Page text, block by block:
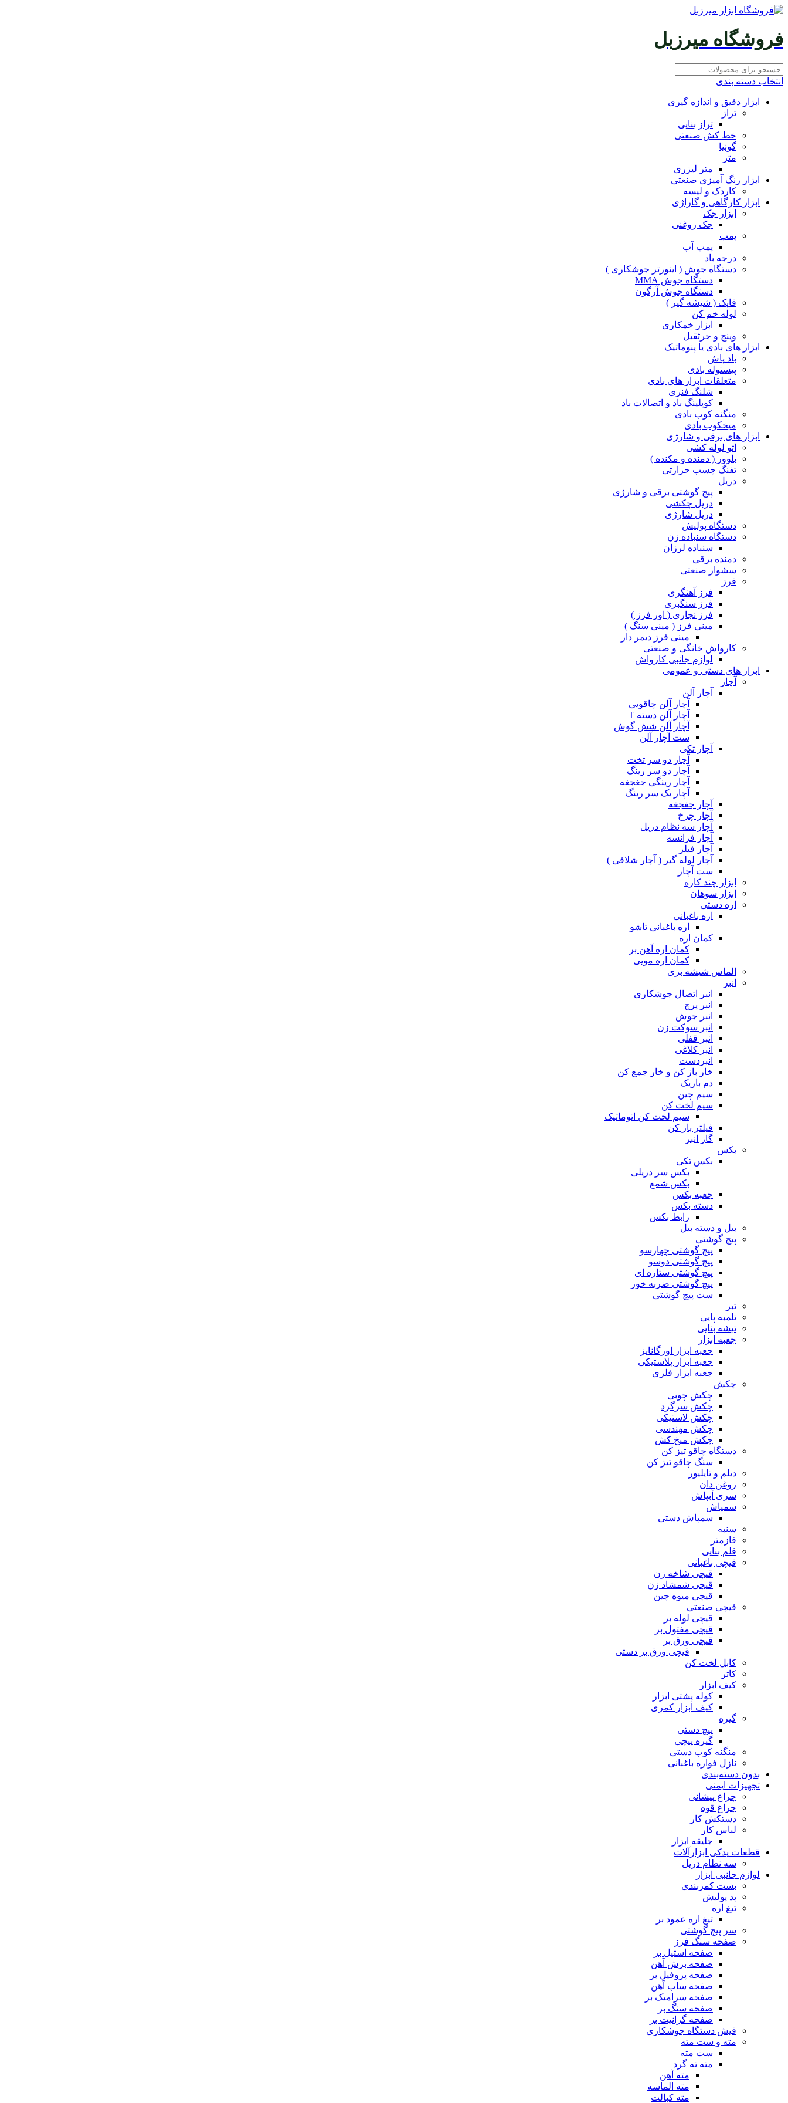
فروشگاه میرزبل
انتخاب دسته بندی
ابزار دقیق و اندازه گیری
تراز
تراز بنایی
خط کش صنعتی
گونیا
متر
متر لیزری
ابزار رنگ آمیزی صنعتی
کاردک و لیسه
ابزار کارگاهی و گاراژی
ابزار جک
جک روغنی
پمپ
پمپ آب
درجه باد
دستگاه جوش ( اینورتر جوشکاری )
دستگاه جوش MMA
دستگاه جوش آرگون
قاپک ( شیشه گیر )
لوله خم کن
ابزار خمکاری
وینچ و جرثقیل
ابزار های بادی یا پنوماتیک
باد پاش
پیستوله بادی
متعلقات ابزار های بادی
شلنگ فنری
کوپلینگ باد و اتصالات باد
منگنه کوب بادی
میخکوب بادی
ابزار های برقی و شارژی
اتو لوله کشی
بلوور ( دمنده و مکنده )
تفنگ چسب حرارتی
دریل
پیچ گوشتی برقی و شارژی
دریل چکشی
دریل شارژی
دستگاه پولیش
دستگاه سنباده زن
سنباده لرزان
دمنده برقی
سشوار صنعتی
فرز
فرز آهنگری
فرز سنگبری
فرز نجاری ( اور فرز )
مینی فرز ( مینی سنگ )
مینی فرز دیمر دار
کارواش خانگی و صنعتی
لوازم جانبی کارواش
ابزار های دستی و عمومی
آچار
آچار آلن
آچار آلن چاقویی
آچار آلن دسته T
آچار آلن شش گوش
ست آچار آلن
آچار تکی
آچار دو سر تخت
آچار دو سر رینگ
آچار رینگی جغجغه
آچار یک سر رینگ
آچار جغجغه
آچار چرخ
آچار سه نظام دریل
آچار فرانسه
آچار فیلر
آچار لوله گیر ( آچار شلاقی )
ست آچار
ابزار چند کاره
ابزار سوهان
اره دستی
اره باغبانی
اره باغبانی تاشو
کمان اره
کمان اره آهن بر
کمان اره مویی
الماس شیشه بری
انبر
انبر اتصال جوشکاری
انبر پرچ
انبر جوش
انبر سوکت زن
انبر قفلی
انبر کلاغی
انبردست
خار باز کن و خار جمع کن
دم باریک
سیم چین
سیم لخت کن
سیم لخت کن اتوماتیک
فیلتر باز کن
گاز انبر
بکس
بکس تکی
بکس سر دریلی
بکس شمع
جعبه بکس
دسته بکس
رابط بکس
بیل و دسته بیل
پیچ گوشتی
پیچ گوشتی چهارسو
پیچ گوشتی دوسو
پیچ گوشتی ستاره‌ ای
پیچ گوشتی ضربه خور
ست پیچ گوشتی
تبر
تلمبه پایی
تیشه بنایی
جعبه ابزار
جعبه ابزار اورگانایز
جعبه ابزار پلاستیکی
جعبه ابزار فلزی
چکش
چکش چوبی
چکش سرگرد
چکش لاستیکی
چکش مهندسی
چکش میخ کش
دستگاه چاقو تیز کن
سنگ چاقو تیز کن
دیلم و تایلیور
روغن دان
سری آبپاش
سمپاش
سمپاش دستی
سنبه
فازمتر
قلم بنایی
قیچی باغبانی
قیچی شاخه زن
قیچی شمشاد زن
قیچی میوه چین
قیچی صنعتی
قیچی لوله بر
قیچی مفتول بر
قیچی ورق بر
قیچی ورق بر دستی
کابل لخت کن
کاتر
کیف ابزار
کوله پشتی ابزار
کیف ابزار کمری
گیره
پیچ دستی
گیره پیچی
منگنه کوب دستی
نازل فواره باغبانی
بدون دسته‌بندی
تجهیزات ایمنی
چراغ پیشانی
چراغ قوه
دستکش کار
لباس کار
جلیقه ابزار
قطعات یدکی ابزارآلات
سه نظام دریل
لوازم جانبی ابزار
بست کمربندی
پد پولیش
تیغ اره
تیغ اره عمود بر
سر پیچ گوشتی
صفحه سنگ فرز
صفحه استیل بر
صفحه برش آهن
صفحه پروفیل بر
صفحه ساب آهن
صفحه سرامیک بر
صفحه سنگ بر
صفحه گرانیت بر
فیش دستگاه جوشکاری
مته و ست مته
ست مته
مته ته گرد
مته آهن
مته الماسه
مته کبالت